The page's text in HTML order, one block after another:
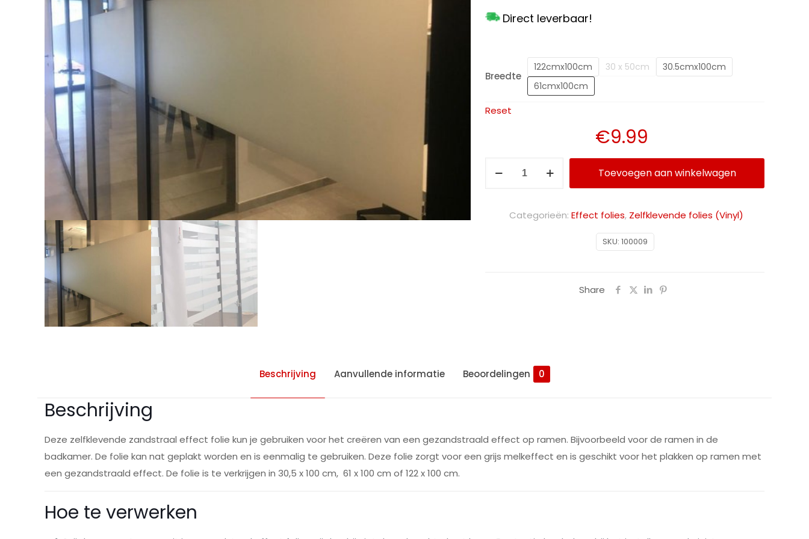
Direct leverbaar!
Breedte
122cmx100cm 30 x 50cm
30.5cmx100cm
61cmx100cm
Reset
€9.99
aantal
Toevoegen aan winkelwagen
SKU: 100009
Categorieën: Effect folies, Zelfklevende folies (Vinyl)
Share
Beschrijving Aanvullende informatie Beoordelingen 0
Beschrijving
Deze zelfklevende zandstraal effect folie kun je gebruiken voor het creëren van een gezandstraald effect op ramen. Bijvoorbeeld voor de ramen in de
badkamer. De folie kan nat geplakt worden en is eenmalig te gebruiken. Deze folie zorgt voor een grijs melkeffect en is geschikt voor het plakken op ramen met
een gezandstraald effect. De folie is te verkrijgen in 30,5 x 100 cm, 61 x 100 cm of 122 x 100 cm.
Hoe te verwerken